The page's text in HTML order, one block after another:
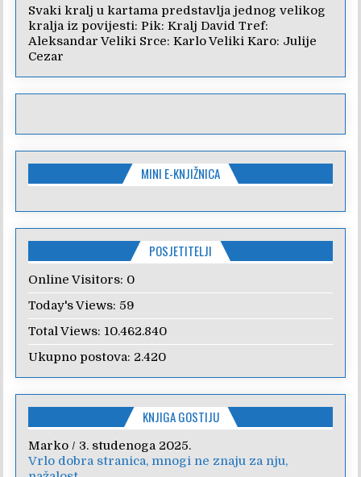
Svaki kralj u kartama predstavlja jednog velikog
kralja iz povijesti: Pik: Kralj David Tref:
Aleksandar Veliki Srce: Karlo Veliki Karo: Julije
Cezar
MINI E-KNJIŽNICA
POSJETITELJI
Online Visitors: 0
Today's Views: 59
Total Views: 10.462.840
Ukupno postova: 2.420
KNJIGA GOSTIJU
Marko / 3. studenoga 2025.
Vrlo dobra stranica, mnogi ne znaju za nju,